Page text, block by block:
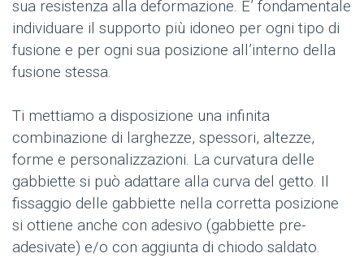
sua resistenza alla deformazione. E’ fondamentale
individuare il supporto più idoneo per ogni tipo di
fusione e per ogni sua posizione all’interno della
fusione stessa.
Ti mettiamo a disposizione una infinita
combinazione di larghezze, spessori, altezze,
forme e personalizzazioni. La curvatura delle
gabbiette si può adattare alla curva del getto. Il
fissaggio delle gabbiette nella corretta posizione
si ottiene anche con adesivo (gabbiette pre-
adesivate) e/o con aggiunta di chiodo saldato.